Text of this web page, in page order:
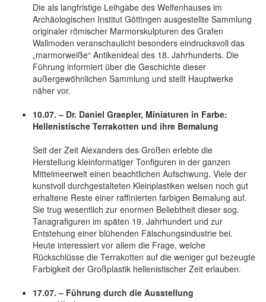
Die als langfristige Leihgabe des Welfenhauses im
Archäologischen Institut Göttingen ausgestellte Sammlung
originaler römischer Marmorskulpturen des Grafen
Wallmoden veranschaulicht besonders eindrucksvoll das
„marmorweiße“ Antikenideal des 18. Jahrhunderts. Die
Führung informiert über die Geschichte dieser
außergewöhnlichen Sammlung und stellt Hauptwerke
näher vor.
10.07. – Dr. Daniel Graepler, Miniaturen in Farbe:
Hellenistische Terrakotten und ihre Bemalung
Seit der Zeit Alexanders des Großen erlebte die
Herstellung kleinformatiger Tonfiguren in der ganzen
Mittelmeerwelt einen beachtlichen Aufschwung. Viele der
kunstvoll durchgestalteten Kleinplastiken weisen noch gut
erhaltene Reste einer raffinierten farbigen Bemalung auf.
Sie trug wesentlich zur enormen Beliebtheit dieser sog.
Tanagrafiguren im späten 19. Jahrhundert und zur
Entstehung einer blühenden Fälschungsindustrie bei.
Heute interessiert vor allem die Frage, welche
Rückschlüsse die Terrakotten auf die weniger gut bezeugte
Farbigkeit der Großplastik hellenistischer Zeit erlauben.
17.07. – Führung durch die Ausstellung